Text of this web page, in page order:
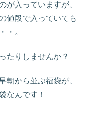
が入っていますが、
値段で入っていても
・。
たりしませんか？
朝から並ぶ福袋が、
なんです！